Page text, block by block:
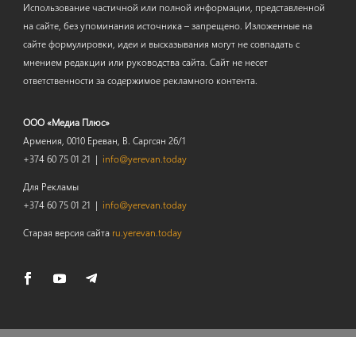
Использование частичной или полной информации, представленной
на сайте, без упоминания источника – запрещено. Изложенные на
сайте формулировки, идеи и высказывания могут не совпадать с
мнением редакции или руководства сайта. Сайт не несет
ответственности за содержимое рекламного контента.
ООО «Медиа Плюс»
Армения, 0010 Ереван, В. Саргсян 26/1
+374 60 75 01 21 | info@yerevan.today
Для Рекламы
+374 60 75 01 21 | info@yerevan.today
Старая версия сайта ru.yerevan.today